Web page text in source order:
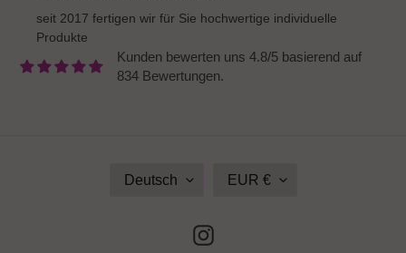
seit 2017 fertigen wir für Sie hochwertige individuelle
Produkte
Kunden bewerten uns 4.8/5 basierend auf
834 Bewertungen.
Deutsch W
R
U
EUR €
Instagram